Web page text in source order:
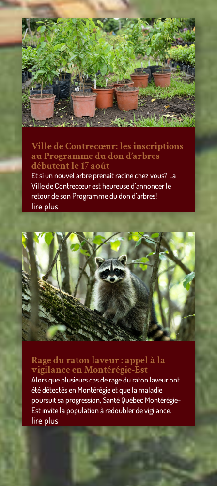
Ville de Contrecœur: les inscriptions
au Programme du don d’arbres
débutent le 17 août
Et si un nouvel arbre prenait racine chez vous? La
Ville de Contrecœur est heureuse d’annoncer le
retour de son Programme du don d’arbres!
lire plus
Rage du raton laveur : appel à la
vigilance en Montérégie-Est
Alors que plusieurs cas de rage du raton laveur ont
été détectés en Montérégie et que la maladie
poursuit sa progression, Santé Québec Montérégie-
Est invite la population à redoubler de vigilance.
lire plus